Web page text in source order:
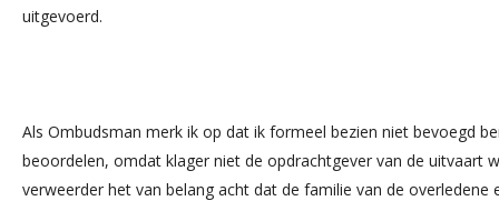
uitgevoerd.
Als Ombudsman merk ik op dat ik formeel bezien niet bevoegd
beoordelen, omdat klager niet de opdrachtgever van de uitvaart
verweerder het van belang acht dat de familie van de overledene